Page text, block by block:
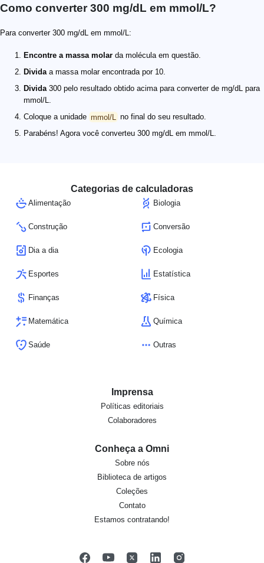
Como converter 300 mg/dL em mmol/L?
Para converter 300 mg/dL em mmol/L:
Encontre a massa molar da molécula em questão.
Dividaa massa molar encontrada por 10.
Divida300 pelo resultado obtido acima para converter de mg/dL para
mmol/L.
Coloque a unidade mmol/L
no final do seu resultado.
Parabéns! Agora você converteu 300 mg/dL em mmol/L.
Categorias de calculadoras
Alimentação Biologia
Construção Conversão
Dia a dia Ecologia
Esportes Estatística
Finanças Física
Matemática Química
Saúde Outras
Imprensa
Políticas editoriais
Colaboradores
Conheça a Omni
Sobre nós
Biblioteca de artigos
Coleções
Contato
Estamos contratando!